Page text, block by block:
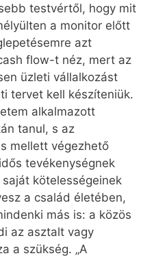
testvértől, hogy mit
a monitor előtt
azt
flow-t néz, mert az
üzleti vállalkozást
tervet kell készíteniük.
alkalmazott
tanul, s az
mellett végezhető
tevékenységnek
kötelességeinek
a család életében,
más is: a közös
az asztalt vagy
a szükség. „A